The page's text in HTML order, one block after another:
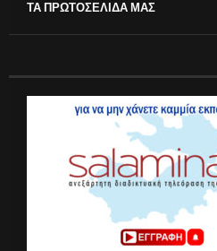
ΤΑ ΠΡΩΤΟΣΕΛΙΔΑ ΜΑΣ